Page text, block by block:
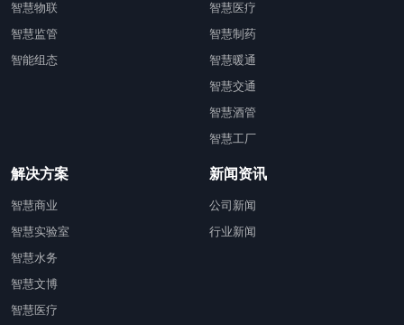
智慧物联
智慧监管
智能组态
智慧医疗
智慧制药
智慧暖通
智慧交通
智慧酒管
智慧工厂
解决方案
智慧商业
智慧实验室
智慧水务
智慧文博
智慧医疗
新闻资讯
公司新闻
行业新闻